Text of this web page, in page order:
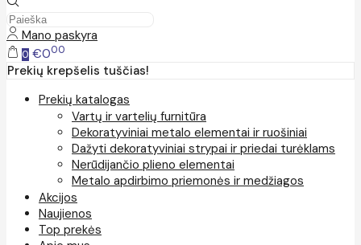
Mano paskyra
0 €000
Prekių krepšelis tuščias!
Prekių katalogas
Vartų ir vartelių furnitūra
Dekoratyviniai metalo elementai ir ruošiniai
Dažyti dekoratyviniai strypai ir priedai turėklams
Nerūdijančio plieno elementai
Metalo apdirbimo priemonės ir medžiagos
Akcijos
Naujienos
Top prekės